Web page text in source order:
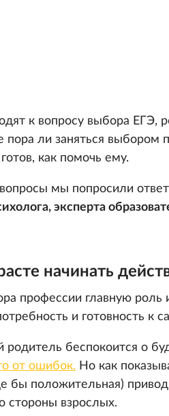
к вопросу выбора ЕГЭ,
пора ли заняться выбором
как помочь ему.
мы попросили
эксперта
начинать
профессии главную роль
и готовность к
родитель беспокоится о
от ошибок. Но как
бы положительная)
стороны взрослых.